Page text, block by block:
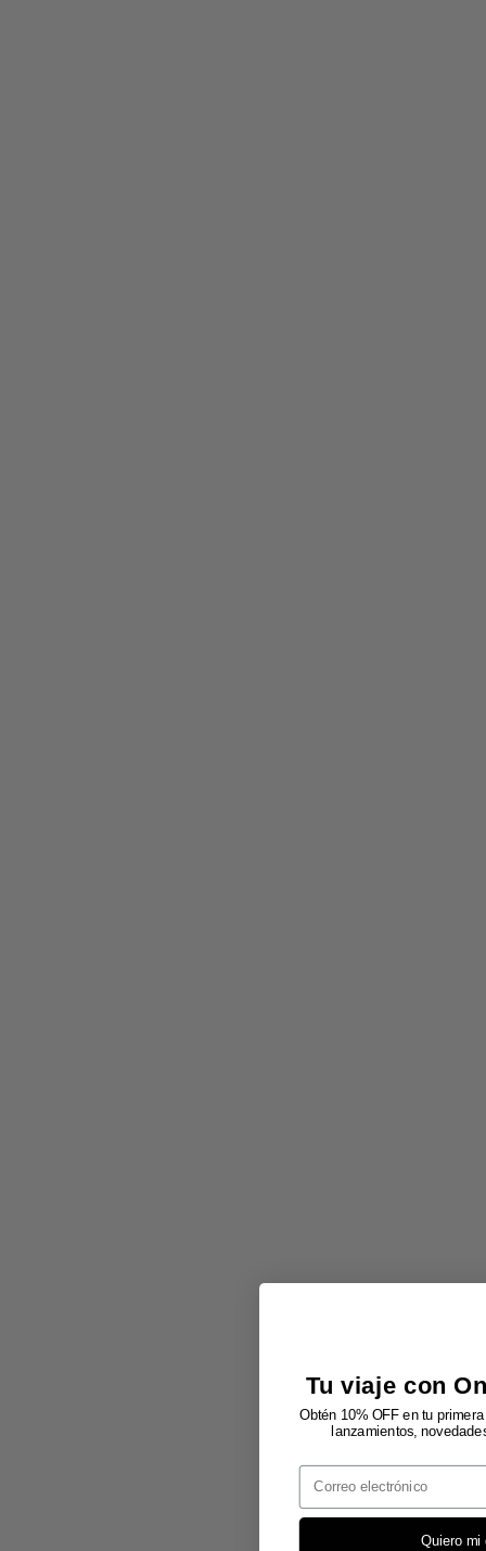
Tu viaje con
Obtén 10% OFF en tu
lanzamientos,
Email
Quiero mi